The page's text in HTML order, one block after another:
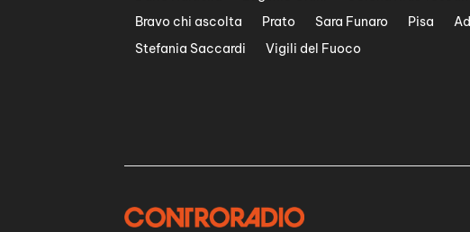
Bravo chi ascolta
Prato Sara Funaro Pisa
Stefania Saccardi
Vigili del Fuoco